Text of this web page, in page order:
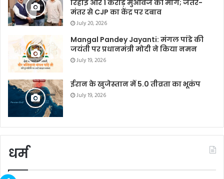
रिहाई और 1 करोड़ मुआवजे की मांग; जंतर-
मंतर से CJP का केंद्र पर दबाव
July 20, 2026
Mangal Pandey Jayanti: मंगल पांडे की
जयंती पर प्रधानमंत्री मोदी ने किया नमन
July 19, 2026
ईरान के खुजेस्तान में 5.0 तीव्रता का भूकंप
July 19, 2026
धर्म